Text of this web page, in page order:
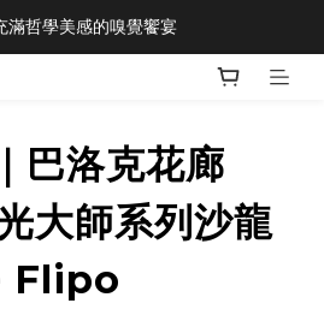
滿哲學美感的嗅覺饗宴
巴洛克花廊
大師系列沙龍
Flipo